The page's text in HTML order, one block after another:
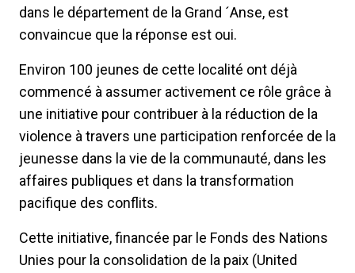
dans le département de la Grand ´Anse, est
convaincue que la réponse est oui.
Environ 100 jeunes de cette localité ont déjà
commencé à assumer activement ce rôle grâce à
une initiative pour contribuer à la réduction de la
violence à travers une participation renforcée de la
jeunesse dans la vie de la communauté, dans les
affaires publiques et dans la transformation
pacifique des conflits.
Cette initiative, financée par le Fonds des Nations
Unies pour la consolidation de la paix (United